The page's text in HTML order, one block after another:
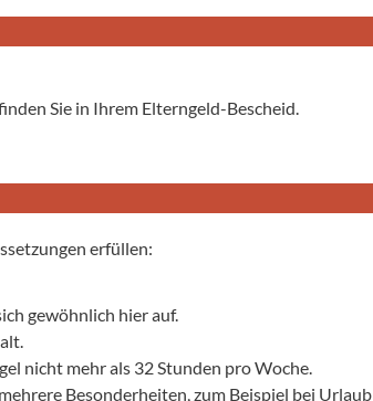
Sie in Ihrem Elterngeld-Bescheid.
erfüllen:
gewöhnlich hier auf.
nicht mehr als 32 Stunden pro Woche.
Besonderheiten, zum Beispiel bei Urlaub